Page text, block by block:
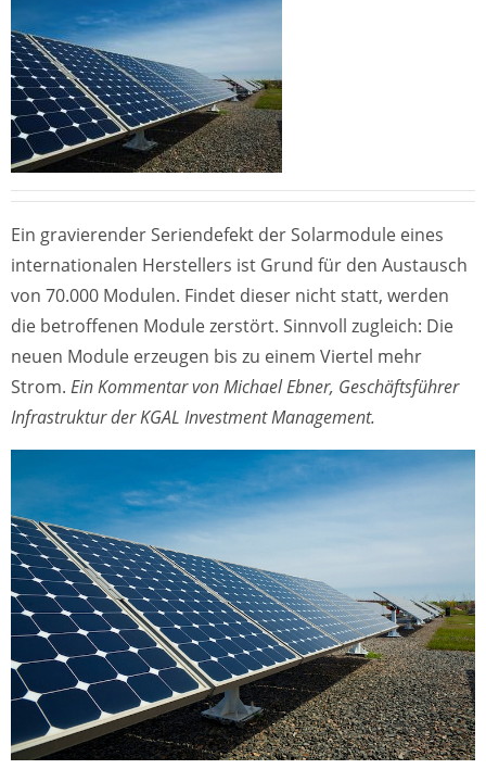
Ein gravierender Seriendefekt der Solarmodule eines
internationalen Herstellers ist Grund für den Austausch
von 70.000 Modulen. Findet dieser nicht statt, werden
die betroffenen Module zerstört. Sinnvoll zugleich: Die
neuen Module erzeugen bis zu einem Viertel mehr
Strom. Ein Kommentar von Michael Ebner, Geschäftsführer
Infrastruktur der KGAL Investment Management.